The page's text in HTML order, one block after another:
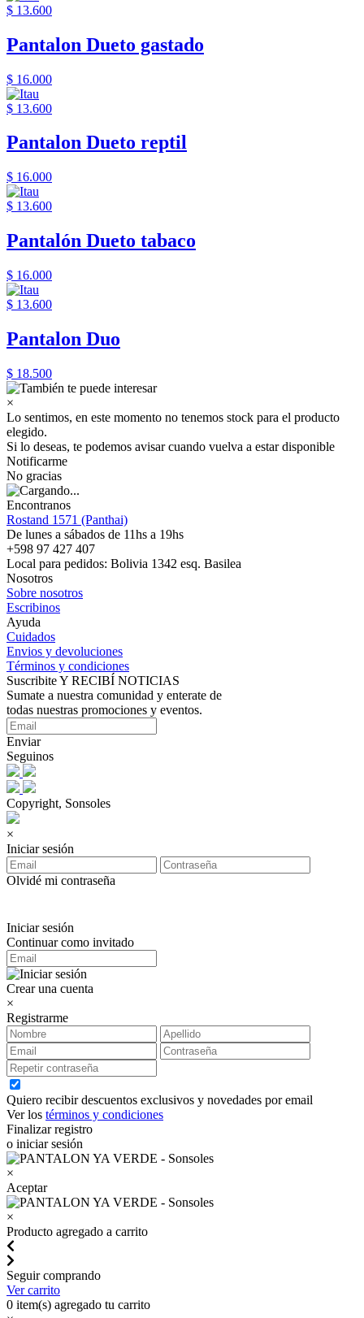
$ 13.600
Pantalon Dueto gastado
$ 16.000
$ 13.600
Pantalon Dueto reptil
$ 16.000
$ 13.600
Pantalón Dueto tabaco
$ 16.000
$ 13.600
Pantalon Duo
$ 18.500
×
Lo sentimos, en este momento no tenemos stock para el producto
elegido.
Si lo deseas, te podemos avisar cuando vuelva a estar disponible
Notificarme
No gracias
Encontranos
Rostand 1571 (Panthai)
De lunes a sábados de 11hs a 19hs
+598 97 427 407
Local para pedidos: Bolivia 1342 esq. Basilea
Nosotros
Sobre nosotros
Escribinos
Ayuda
Cuidados
Envios y devoluciones
Términos y condiciones
Suscribite Y RECIBÍ NOTICIAS
Sumate a nuestra comunidad y enterate de
todas nuestras promociones y eventos.
Enviar
Seguinos
Copyright, Sonsoles
×
Iniciar sesión
Olvidé mi contraseña
Iniciar sesión
Continuar como invitado
Crear una cuenta
×
Registrarme
Quiero recibir descuentos exclusivos y novedades por email
Ver los términos y condiciones
Finalizar registro
o iniciar sesión
×
Aceptar
×
Producto agregado a carrito
Seguir comprando
Ver carrito
0 item(s) agregado tu carrito